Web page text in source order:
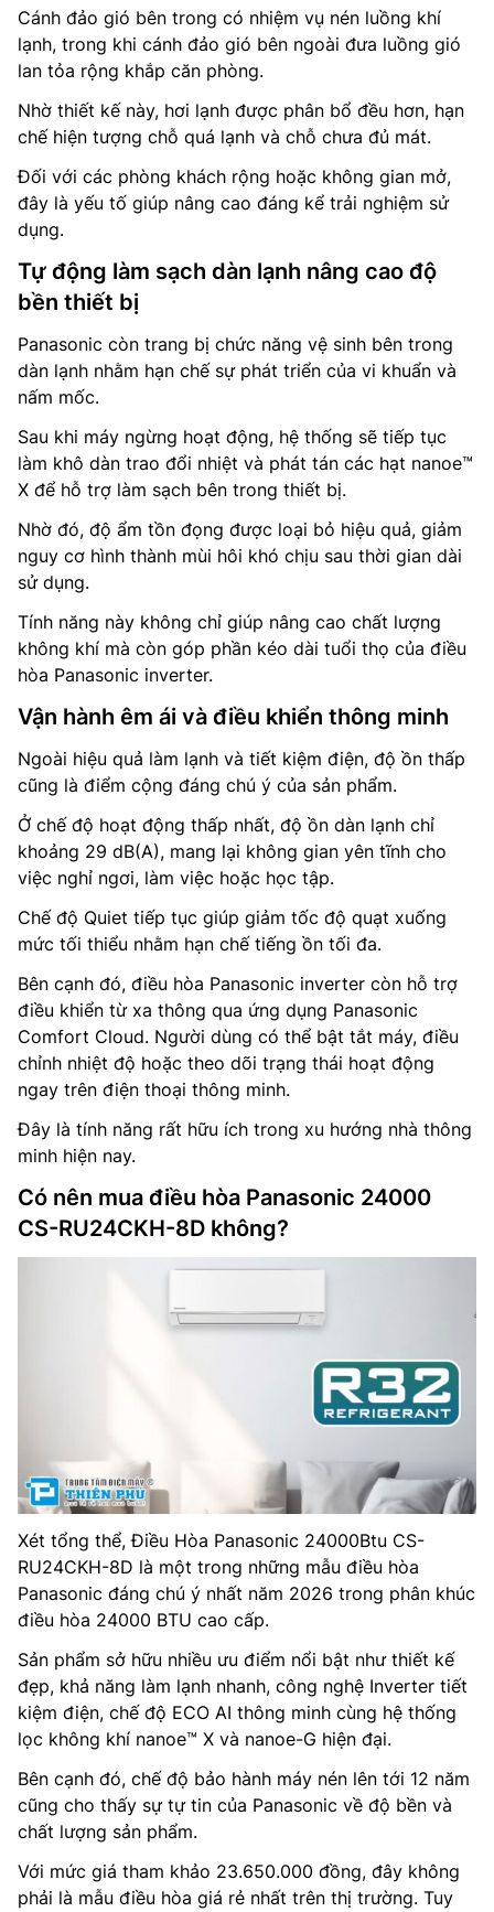
Cánh đảo gió bên trong có nhiệm vụ nén luồng khí
lạnh, trong khi cánh đảo gió bên ngoài đưa luồng gió
lan tỏa rộng khắp căn phòng.
Nhờ thiết kế này, hơi lạnh được phân bổ đều hơn, hạn
chế hiện tượng chỗ quá lạnh và chỗ chưa đủ mát.
Đối với các phòng khách rộng hoặc không gian mở,
đây là yếu tố giúp nâng cao đáng kể trải nghiệm sử
dụng.
Tự động làm sạch dàn lạnh nâng cao độ
bền thiết bị
Panasonic còn trang bị chức năng vệ sinh bên trong
dàn lạnh nhằm hạn chế sự phát triển của vi khuẩn và
nấm mốc.
Sau khi máy ngừng hoạt động, hệ thống sẽ tiếp tục
làm khô dàn trao đổi nhiệt và phát tán các hạt nanoe™
X để hỗ trợ làm sạch bên trong thiết bị.
Nhờ đó, độ ẩm tồn đọng được loại bỏ hiệu quả, giảm
nguy cơ hình thành mùi hôi khó chịu sau thời gian dài
sử dụng.
Tính năng này không chỉ giúp nâng cao chất lượng
không khí mà còn góp phần kéo dài tuổi thọ của điều
hòa Panasonic inverter.
Vận hành êm ái và điều khiển thông minh
Ngoài hiệu quả làm lạnh và tiết kiệm điện, độ ồn thấp
cũng là điểm cộng đáng chú ý của sản phẩm.
Ở chế độ hoạt động thấp nhất, độ ồn dàn lạnh chỉ
khoảng 29 dB(A), mang lại không gian yên tĩnh cho
việc nghỉ ngơi, làm việc hoặc học tập.
Chế độ Quiet tiếp tục giúp giảm tốc độ quạt xuống
mức tối thiểu nhằm hạn chế tiếng ồn tối đa.
Bên cạnh đó, điều hòa Panasonic inverter còn hỗ trợ
điều khiển từ xa thông qua ứng dụng Panasonic
Comfort Cloud. Người dùng có thể bật tắt máy, điều
chỉnh nhiệt độ hoặc theo dõi trạng thái hoạt động
ngay trên điện thoại thông minh.
Đây là tính năng rất hữu ích trong xu hướng nhà thông
minh hiện nay.
Có nên mua điều hòa Panasonic 24000
CS-RU24CKH-8D không?
Xét tổng thể, Điều Hòa Panasonic 24000Btu CS-
RU24CKH-8D là một trong những mẫu điều hòa
Panasonic đáng chú ý nhất năm 2026 trong phân khúc
điều hòa 24000 BTU cao cấp.
Sản phẩm sở hữu nhiều ưu điểm nổi bật như thiết kế
đẹp, khả năng làm lạnh nhanh, công nghệ Inverter tiết
kiệm điện, chế độ ECO AI thông minh cùng hệ thống
lọc không khí nanoe™ X và nanoe-G hiện đại.
Bên cạnh đó, chế độ bảo hành máy nén lên tới 12 năm
cũng cho thấy sự tự tin của Panasonic về độ bền và
chất lượng sản phẩm.
Với mức giá tham khảo 23.650.000 đồng, đây không
phải là mẫu điều hòa giá rẻ nhất trên thị trường. Tuy